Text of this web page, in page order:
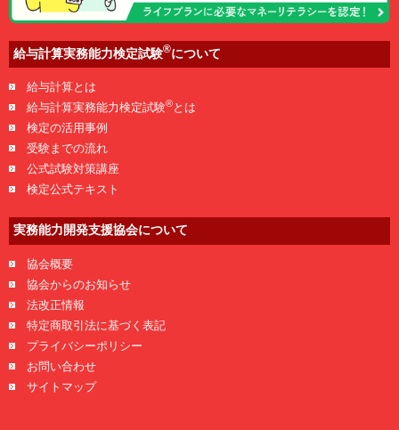
給与計算実務能力検定試験®について
給与計算とは
給与計算実務能力検定試験®とは
検定の活用事例
受験までの流れ
公式試験対策講座
検定公式テキスト
実務能力開発支援協会について
協会概要
協会からのお知らせ
法改正情報
特定商取引法に基づく表記
プライバシーポリシー
お問い合わせ
サイトマップ